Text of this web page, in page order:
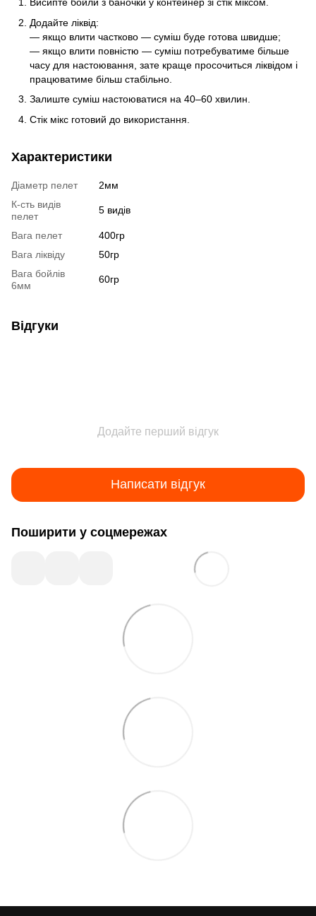
Висипте бойли з баночки у контейнер зі стік міксом.
Додайте ліквід:
— якщо влити частково — суміш буде готова швидше;
— якщо влити повністю — суміш потребуватиме більше
часу для настоювання, зате краще просочиться ліквідом і
працюватиме більш стабільно.
Залиште суміш настоюватися на 40–60 хвилин.
Стік мікс готовий до використання.
Характеристики
Діаметр пелет
2мм
К-сть видів
пелет
5 видів
Вага пелет
400гр
Вага ліквіду
50гр
Вага бойлів
6мм
60гр
Відгуки
Додайте перший відгук
Написати відгук
Поширити у соцмережах